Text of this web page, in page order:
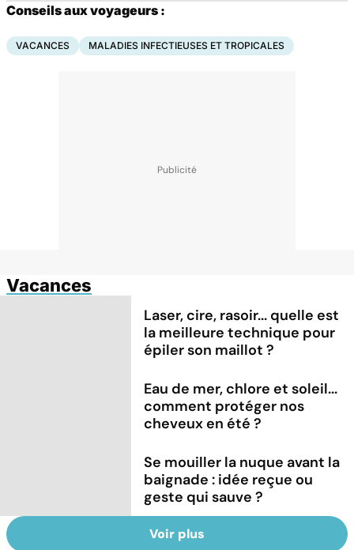
Conseils aux voyageurs :
VACANCES MALADIES INFECTIEUSES ET TROPICALES
Vacances
Laser, cire, rasoir... quelle est
la meilleure technique pour
épiler son maillot ?
Eau de mer, chlore et soleil...
comment protéger nos
cheveux en été ?
Se mouiller la nuque avant la
baignade : idée reçue ou
geste qui sauve ?
Voir plus